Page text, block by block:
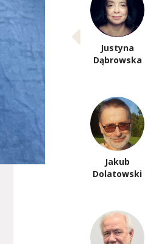
Justyna
Dąbrowska
Jakub
Dolatowski